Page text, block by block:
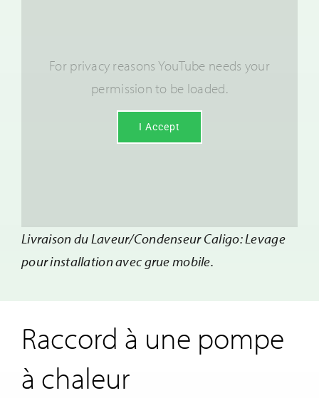
For privacy reasons YouTube needs your
permission to be loaded.
I Accept
Livraison du Laveur/Condenseur Caligo: Levage
pour installation avec grue mobile.
Raccord à une pompe
à chaleur